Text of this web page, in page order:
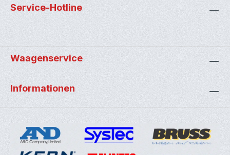
Service-Hotline
Waagenservice
Informationen